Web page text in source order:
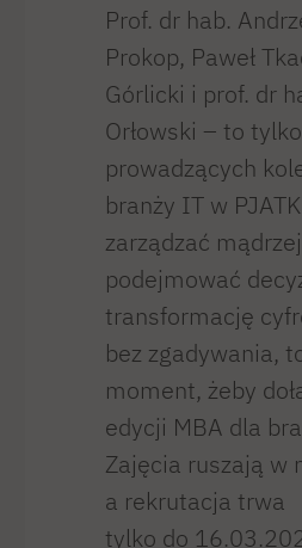
Prof. dr hab.
Prokop, Paweł
Górlicki i prof. dr
Orłowski – to
prowadzących
branży IT w
zarządzać
podejmować
transformację
bez zgadywania,
moment, żeby
edycji MBA dla
Zajęcia ruszają w
a rekrutacja trwa
tylko do